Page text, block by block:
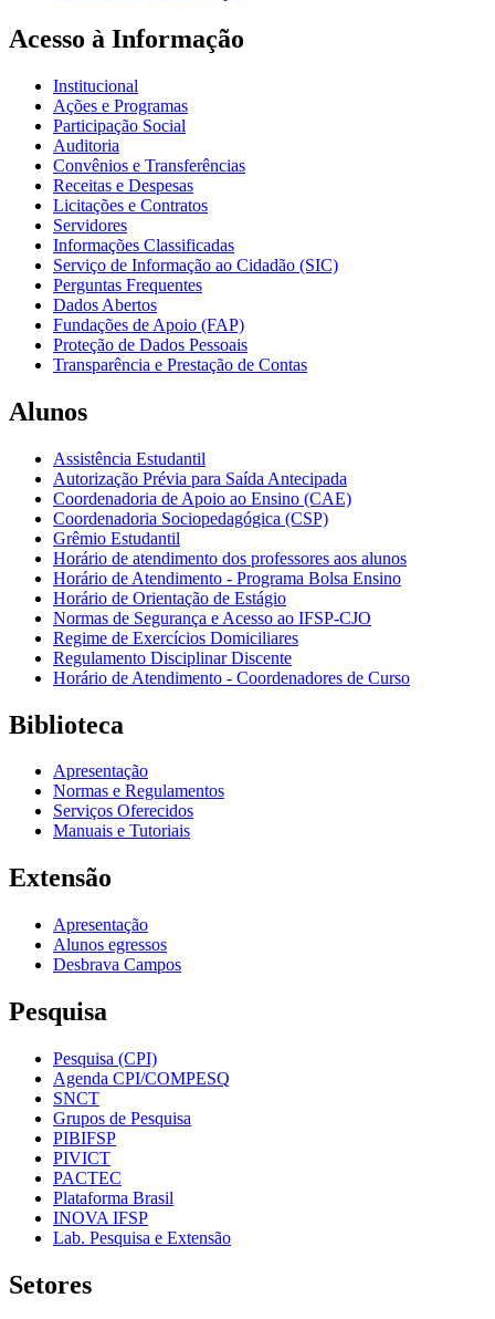
Acesso à Informação
Institucional
Ações e Programas
Participação Social
Auditoria
Convênios e Transferências
Receitas e Despesas
Licitações e Contratos
Servidores
Informações Classificadas
Serviço de Informação ao Cidadão (SIC)
Perguntas Frequentes
Dados Abertos
Fundações de Apoio (FAP)
Proteção de Dados Pessoais
Transparência e Prestação de Contas
Alunos
Assistência Estudantil
Autorização Prévia para Saída Antecipada
Coordenadoria de Apoio ao Ensino (CAE)
Coordenadoria Sociopedagógica (CSP)
Grêmio Estudantil
Horário de atendimento dos professores aos alunos
Horário de Atendimento - Programa Bolsa Ensino
Horário de Orientação de Estágio
Normas de Segurança e Acesso ao IFSP-CJO
Regime de Exercícios Domiciliares
Regulamento Disciplinar Discente
Horário de Atendimento - Coordenadores de Curso
Biblioteca
Apresentação
Normas e Regulamentos
Serviços Oferecidos
Manuais e Tutoriais
Extensão
Apresentação
Alunos egressos
Desbrava Campos
Pesquisa
Pesquisa (CPI)
Agenda CPI/COMPESQ
SNCT
Grupos de Pesquisa
PIBIFSP
PIVICT
PACTEC
Plataforma Brasil
INOVA IFSP
Lab. Pesquisa e Extensão
Setores